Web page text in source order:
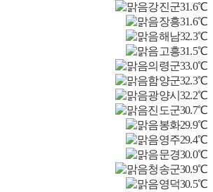
강진군31.6℃
장흥31.6℃
해남32.3℃
고흥31.5℃
의령군33.0℃
함양군32.3℃
광양시 32.2℃
진도군30.7℃
봉화29.9℃
영주29.4℃
문경30.0℃
청송군30.9℃
영덕30.5℃